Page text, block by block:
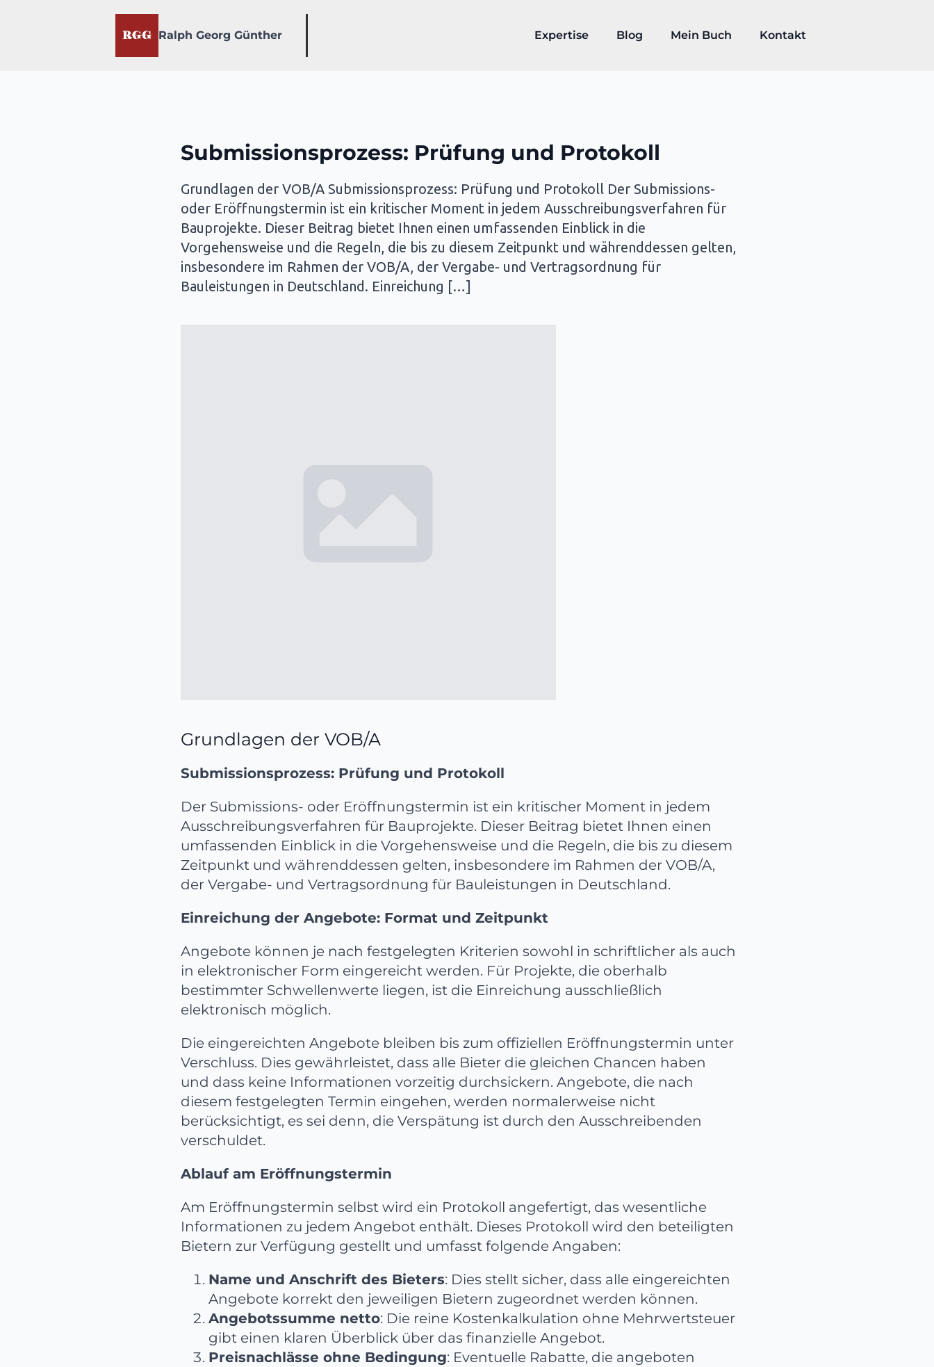
Ralph Georg Günther Expertise Blog Mein Buch Kontakt
Submissionsprozess: Prüfung und Protokoll
Grundlagen der VOB/A Submissionsprozess: Prüfung und Protokoll Der Submissions-
oder Eröffnungstermin ist ein kritischer Moment in jedem Ausschreibungsverfahren für
Bauprojekte. Dieser Beitrag bietet Ihnen einen umfassenden Einblick in die
Vorgehensweise und die Regeln, die bis zu diesem Zeitpunkt und währenddessen gelten,
insbesondere im Rahmen der VOB/A, der Vergabe- und Vertragsordnung für
Bauleistungen in Deutschland. Einreichung […]
Grundlagen der VOB/A
Submissionsprozess: Prüfung und Protokoll
Der Submissions- oder Eröffnungstermin ist ein kritischer Moment in jedem
Ausschreibungsverfahren für Bauprojekte. Dieser Beitrag bietet Ihnen einen
umfassenden Einblick in die Vorgehensweise und die Regeln, die bis zu diesem
Zeitpunkt und währenddessen gelten, insbesondere im Rahmen der VOB/A,
der Vergabe- und Vertragsordnung für Bauleistungen in Deutschland.
Einreichung der Angebote: Format und Zeitpunkt
Angebote können je nach festgelegten Kriterien sowohl in schriftlicher als auch
in elektronischer Form eingereicht werden. Für Projekte, die oberhalb
bestimmter Schwellenwerte liegen, ist die Einreichung ausschließlich
elektronisch möglich.
Die eingereichten Angebote bleiben bis zum offiziellen Eröffnungstermin unter
Verschluss. Dies gewährleistet, dass alle Bieter die gleichen Chancen haben
und dass keine Informationen vorzeitig durchsickern. Angebote, die nach
diesem festgelegten Termin eingehen, werden normalerweise nicht
berücksichtigt, es sei denn, die Verspätung ist durch den Ausschreibenden
verschuldet.
Ablauf am Eröffnungstermin
Am Eröffnungstermin selbst wird ein Protokoll angefertigt, das wesentliche
Informationen zu jedem Angebot enthält. Dieses Protokoll wird den beteiligten
Bietern zur Verfügung gestellt und umfasst folgende Angaben:
Name und Anschrift des Bieters: Dies stellt sicher, dass alle eingereichten
Angebote korrekt den jeweiligen Bietern zugeordnet werden können.
Angebotssumme netto: Die reine Kostenkalkulation ohne Mehrwertsteuer
gibt einen klaren Überblick über das finanzielle Angebot.
Preisnachlässe ohne Bedingung: Eventuelle Rabatte, die angeboten